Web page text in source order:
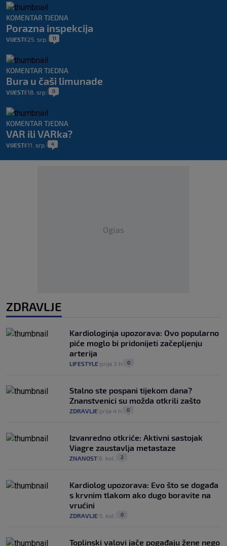
KOMENTAR TJEDNA
Porazna inspekcija
VIJESTI 25. srp. 11
KOMENTAR TJEDNA
Bura u čaši limunade
VIJESTI 18. srp. 0
KOMENTAR TJEDNA
VAR ili VARka?
VIJESTI 11. srp. 4
Oglas
ZDRAVLJE
Kardiologinja upozorava: Ovo popularno
piće moglo bi pridonijeti začepljenju
arterija
LIFESTYLE prije 3 h 0
Stalno ste pospani tijekom dana?
Znanstvenici su možda otkrili zašto
ZDRAVLJE prije 4 h 0
Izvanredno otkriće: Aktivni sastojak
Viagre zaustavlja metastaze
ZNANOST 6. kol. 2
Kardiolog upozorava: Evo što se događa
s krvnim tlakom ako dugo boravite na
vrućini
ZDRAVLJE 5. kol. 0
Toplinski valovi jače pogađaju žene nego